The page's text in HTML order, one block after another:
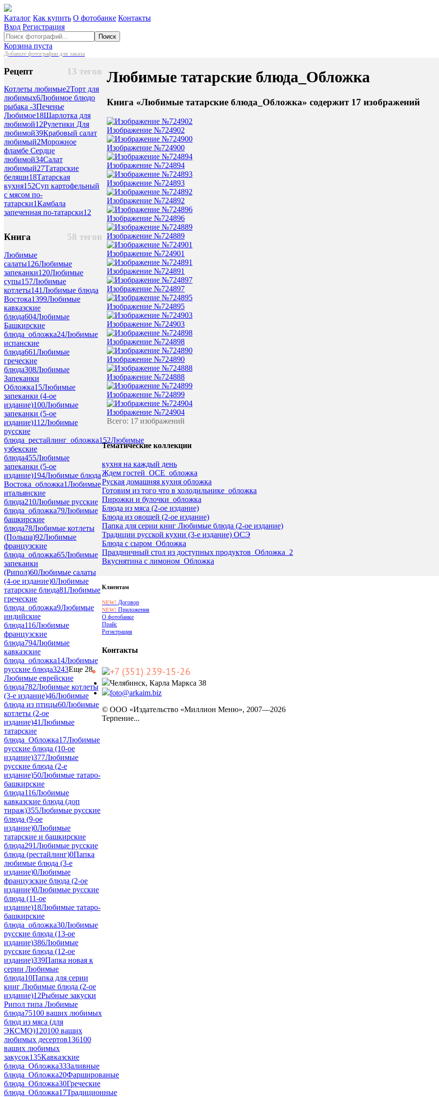
Каталог Как купить О фотобанке Контакты
Вход Регистрация
Поиск
Корзина пуста
Добавьте фотографии для заказа
13 тегов
Рецепт
Котлеты любимые2Торт для
любимых6Любимое блюдо
рыбака -3Печенье
Любимое18Шарлотка для
любимой12Рулетики Для
любимой39Крабовый салат
любимый2Морожное
фламбе Сердце
любимой34Салат
любимый27Татарские
беляши18Татарская
кухня152Суп картофельный
с мясом по-
татарски1Камбала
запеченная по-татарски12
58 тегов
Книга
Любимые
салаты126Любимые
запеканки120Любимые
супы157Любимые
котлеты141Любимые блюда
Востока1399Любимые
кавказские
блюда604Любимые
Башкирские
блюда_обложка24Любимые
испанские
блюда661Любимые
греческие
блюда308Любимые
Запеканки
Обложка15Любимые
запеканки (4-ое
издание)100Любимые
запеканки (5-ое
издание)112Любимые
русские
блюда_рестайлинг_обложка152Любимые
узбекские
блюда455Любимые
запеканки (5-ое
издание)194Любимые блюда
Востока_обложка1Любимые
итальянские
блюда210Любимые русские
блюда_обложка79Любимые
башкирские
блюда78Любимые котлеты
(Польша)92Любимые
французские
блюда_обложка65Любимые
запеканки
(Рипол)60Любимые салаты
(4-ое издание)0Любимые
татарские блюда81Любимые
греческие
блюда_обложка9Любимые
индийские
блюда116Любимые
французские
блюда794Любимые
кавказские
блюда_обложка14Любимые
русские блюда3243Еще 28
Любимые еврейские
блюда782Любимые котлеты
(3-е издание)46Любимые
блюда из птицы60Любимые
котлеты (2-ое
издание)41Любимые
татарские
блюда_Обложка17Любимые
русские блюда (10-ое
издание)377Любимые
русские блюда (2-е
издание)50Любимые татаро-
башкирские
блюда116Любимые
кавказские блюда (доп
тираж)355Любимые русские
блюда (9-ое
издание)0Любимые
татарские и башкирские
блюда291Любимые русские
блюда (рестайлинг)0Папка
любимые блюда (3-е
издание)0Любимые
французские блюда (2-ое
издание)0Любимые русские
блюда (11-ое
издание)18Любимые татаро-
башкирские
блюда_обложка30Любимые
русские блюда (13-ое
издание)386Любимые
русские блюда (12-ое
издание)339Папка новая к
серии Любимые
блюда10Папка для серии
книг Любимые блюда (2-ое
издание)12Рыбные закуски
Рипол типа Любимые
блюда75100 ваших любимых
блюд из мяса (для
ЭКСМО)120100 ваших
любимых десертов136100
ваших любимых
закусок135Кавказские
блюда_Обложка33Заливные
блюда_Обложка20Фаршированые
блюда_Обложка30Греческие
блюда_Обложка17Традиционные
Любимые татарские блюда_Обложка
Книга «Любимые татарские блюда_Обложка» содержит 17 изображений
Изображение №724902
Изображение №724900
Изображение №724894
Изображение №724893
Изображение №724892
Изображение №724896
Изображение №724889
Изображение №724901
Изображение №724891
Изображение №724897
Изображение №724895
Изображение №724903
Изображение №724898
Изображение №724890
Изображение №724888
Изображение №724899
Изображение №724904
Всего: 17 изображений
Тематические коллекции
кухня на каждый день
Ждем гостей_ОСЕ_обложка
Руская домашняя кухня обложка
Готовим из того что в холодильнике_обложка
Пирожки и булочки_обложка
Блюда из мяса (2-ое издание)
Блюда из овощей (2-ое издание)
Папка для серии книг Любимые блюда (2-ое издание)
Традиции русской кухни (3-е издание) ОСЭ
Блюда с сыром_Обложка
Праздничный стол из доступных продуктов_Обложка_2
Вкуснятина с лимоном_Обложка
Клиентам
NEW! Договор
NEW! Приложения
О фотобанке
Прайс
Регистрация
Контакты
+7 (351) 239-15-26
Челябинск, Карла Маркса 38
foto@arkaim.biz
© ООО «Издательство «Миллион Меню», 2007—2026
Терпение...